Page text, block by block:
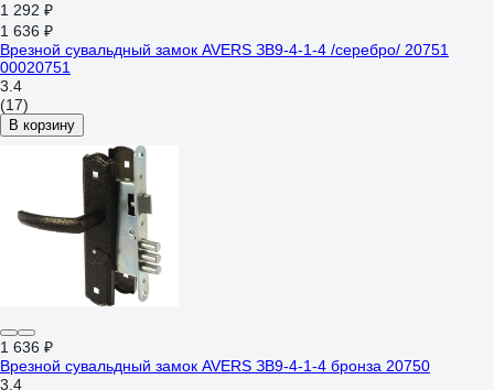
1 292 ₽
1 636 ₽
Врезной сувальдный замок AVERS ЗВ9-4-1-4 /серебро/ 20751
00020751
3.4
(17)
В корзину
1 636 ₽
Врезной сувальдный замок AVERS ЗВ9-4-1-4 бронза 20750
3.4